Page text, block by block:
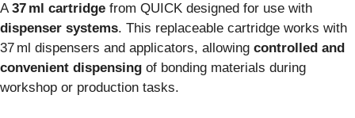
A37 ml cartridge from QUICK designed for use with
dispenser systems. This replaceable cartridge works with
37 ml dispensers and applicators, allowing controlled and
convenient dispensing of bonding materials during
workshop or production tasks.